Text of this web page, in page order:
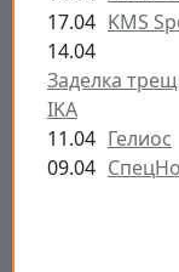
17.04 KMS
14.04
Заделка
IKA
11.04 Гелиос
09.04